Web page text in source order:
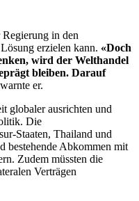
in den
erzielen kann. «Doch
wird der Welthandel
bleiben. Darauf
er.
globaler ausrichten und
Die
Staaten, Thailand und
bestehende Abkommen mit
Zudem müssten die
Verträgen